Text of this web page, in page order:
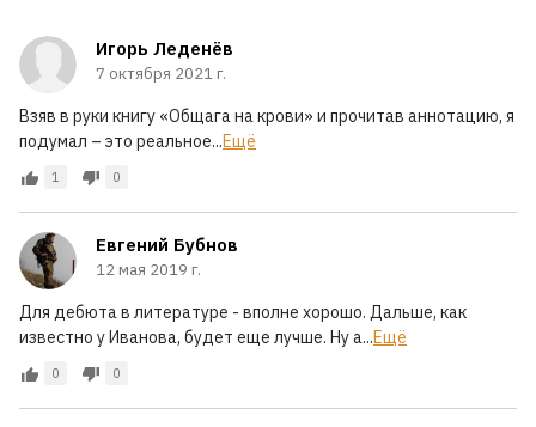
Игорь Леденёв
7 октября 2021 г.
Взяв в руки книгу «Общага на крови» и прочитав аннотацию, я
подумал – это реальное...Ещё
1 0
Евгений Бубнов
12 мая 2019 г.
Для дебюта в литературе - вполне хорошо. Дальше, как
известно у Иванова, будет еще лучше. Ну а...Ещё
0 0